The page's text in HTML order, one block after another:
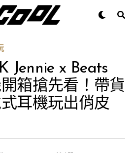
Jennie x Beats
箱搶先看！帶貨
耳機玩出俏皮